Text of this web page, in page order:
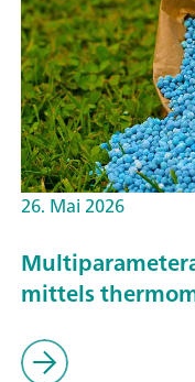
26. Mai 2026
mittels